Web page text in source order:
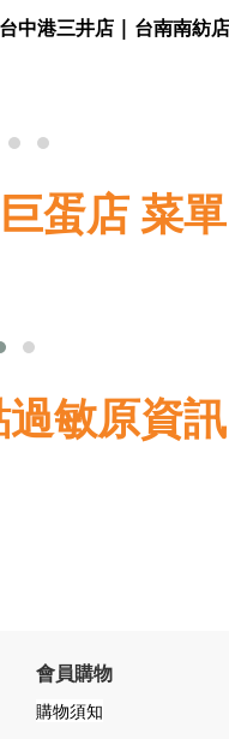
中港三井店 | 台南南紡店
蛋店 菜單
敏原資訊
會員購物
購物須知